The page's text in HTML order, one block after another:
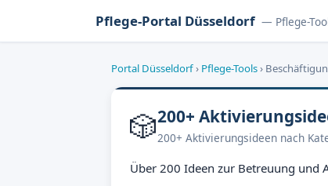
Pflege-Portal Düsseldorf — Pflege-
Portal Düsseldorf› Pflege-Tools›
🎲200+
200+ Aktivierungsideen nach
Über 200 Ideen zur Betreuung